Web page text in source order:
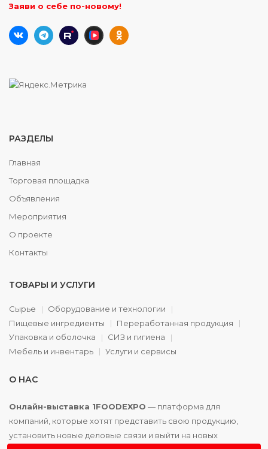
Заяви о себе по-новому!
РАЗДЕЛЫ
Главная
Торговая площадка
Объявления
Мероприятия
О проекте
Контакты
ТОВАРЫ И УСЛУГИ
Сырье
Оборудование и технологии
Пищевые ингредиенты
Переработанная продукция
Упаковка и оболочка
СИЗ и гигиена
Мебель и инвентарь
Услуги и сервисы
О НАС
Онлайн-выставка 1FOODEXPO — платформа для
компаний, которые хотят представить свою продукцию,
установить новые деловые связи и выйти на новых